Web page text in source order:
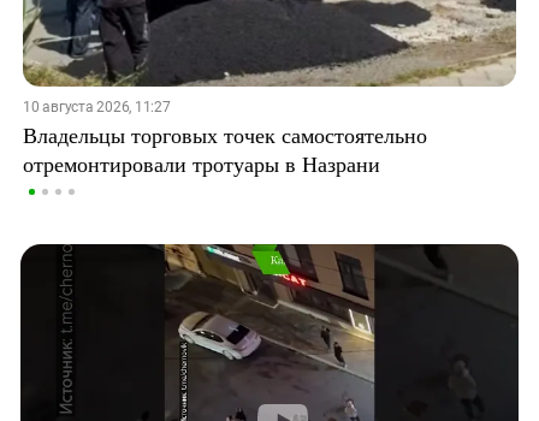
10 августа 2026, 11:27
Владельцы торговых точек самостоятельно
отремонтировали тротуары в Назрани